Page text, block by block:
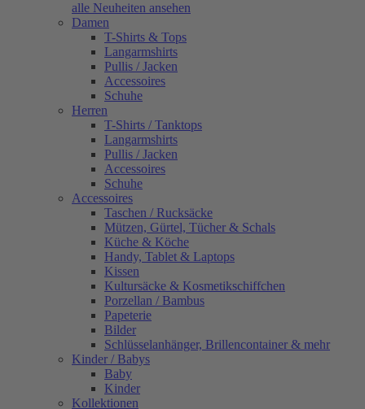
alle Neuheiten ansehen
Damen
T-Shirts & Tops
Langarmshirts
Pullis / Jacken
Accessoires
Schuhe
Herren
T-Shirts / Tanktops
Langarmshirts
Pullis / Jacken
Accessoires
Schuhe
Accessoires
Taschen / Rucksäcke
Mützen, Gürtel, Tücher & Schals
Küche & Köche
Handy, Tablet & Laptops
Kissen
Kultursäcke & Kosmetikschiffchen
Porzellan / Bambus
Papeterie
Bilder
Schlüsselanhänger, Brillencontainer & mehr
Kinder / Babys
Baby
Kinder
Kollektionen